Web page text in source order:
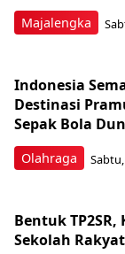
Majalengka
Olahraga
Indonesia
Destinasi
Sepak Bola
Bentuk
Sekolah